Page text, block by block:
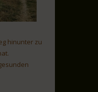
hinunter zu